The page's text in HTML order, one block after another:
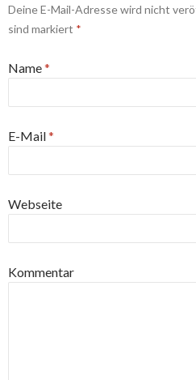
Deine E-Mail-Adresse wird nicht
sind markiert *
Name*
E-Mail*
Webseite
Kommentar